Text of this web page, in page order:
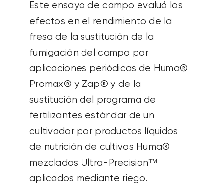
Este ensayo de campo evaluó los
efectos en el rendimiento de la
fresa de la sustitución de la
fumigación del campo por
aplicaciones periódicas de Huma®
Promax® y Zap® y de la
sustitución del programa de
fertilizantes estándar de un
cultivador por productos líquidos
de nutrición de cultivos Huma®
mezclados Ultra-Precision™
aplicados mediante riego.